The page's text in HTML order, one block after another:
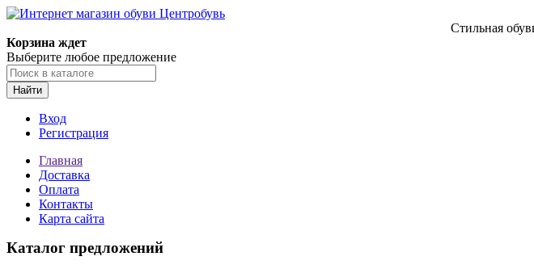
Стильная
Корзина ждет
Выберите любое предложение
Найти
Вход
Регистрация
Главная
Доставка
Оплата
Контакты
Карта сайта
Каталог предложений